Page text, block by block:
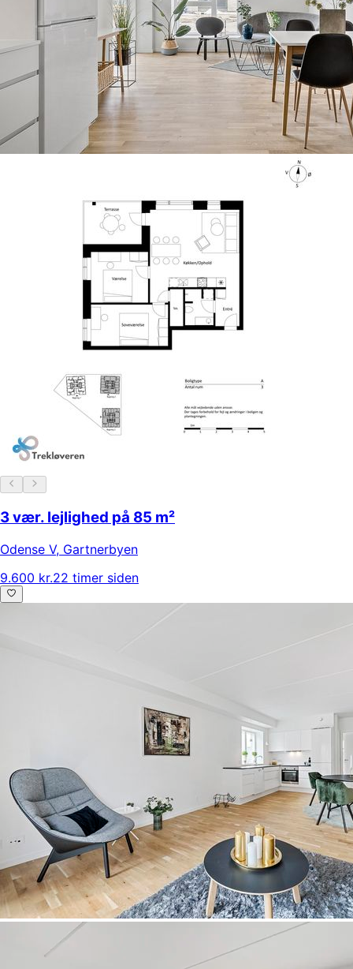
3 vær. lejlighed på 85 m²
Odense V, Gartnerbyen
9.600 kr.22 timer siden